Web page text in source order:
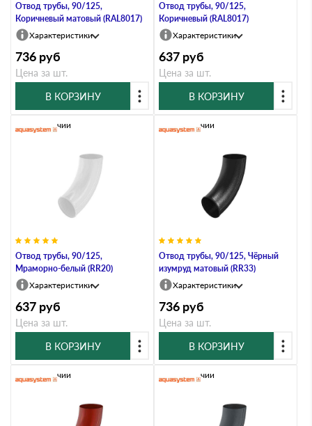
Отвод трубы, 90/125,
Коричневый матовый (RAL8017)
Характеристики
736 руб
Цена за шт.
В КОРЗИНУ
Отвод трубы, 90/125,
Коричневый (RAL8017)
Характеристики
637 руб
Цена за шт.
В КОРЗИНУ
Отвод трубы, 90/125,
Мраморно-белый (RR20)
В наличии
Характеристики
637 руб
Цена за шт.
В КОРЗИНУ
Отвод трубы, 90/125, Чёрный
изумруд матовый (RR33)
В наличии
Характеристики
736 руб
Цена за шт.
В КОРЗИНУ
В наличии В наличии